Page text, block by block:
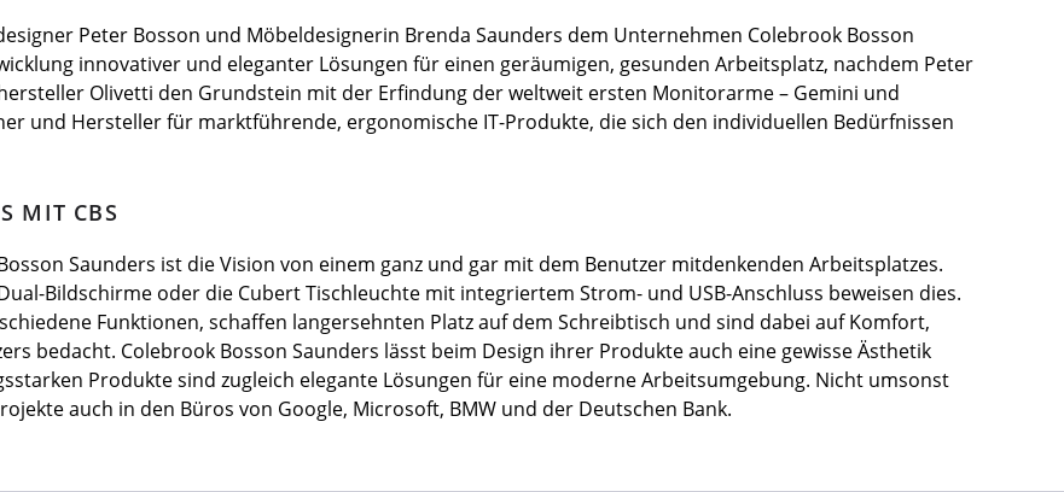
Peter Bosson und Möbeldesignerin Brenda Saunders dem Unternehmen Colebrook Bosson
innovativer und eleganter Lösungen für einen geräumigen, gesunden Arbeitsplatz, nachdem Peter
Olivetti den Grundstein mit der Erfindung der weltweit ersten Monitorarme – Gemini und
und Hersteller für marktführende, ergonomische IT-Produkte, die sich den individuellen Bedürfnissen
MIT CBS
Saunders ist die Vision von einem ganz und gar mit dem Benutzer mitdenkenden Arbeitsplatzes.
Bildschirme oder die Cubert Tischleuchte mit integriertem Strom- und USB-Anschluss beweisen dies.
Funktionen, schaffen langersehnten Platz auf dem Schreibtisch und sind dabei auf Komfort,
bedacht. Colebrook Bosson Saunders lässt beim Design ihrer Produkte auch eine gewisse Ästhetik
Produkte sind zugleich elegante Lösungen für eine moderne Arbeitsumgebung. Nicht umsonst
auch in den Büros von Google, Microsoft, BMW und der Deutschen Bank.